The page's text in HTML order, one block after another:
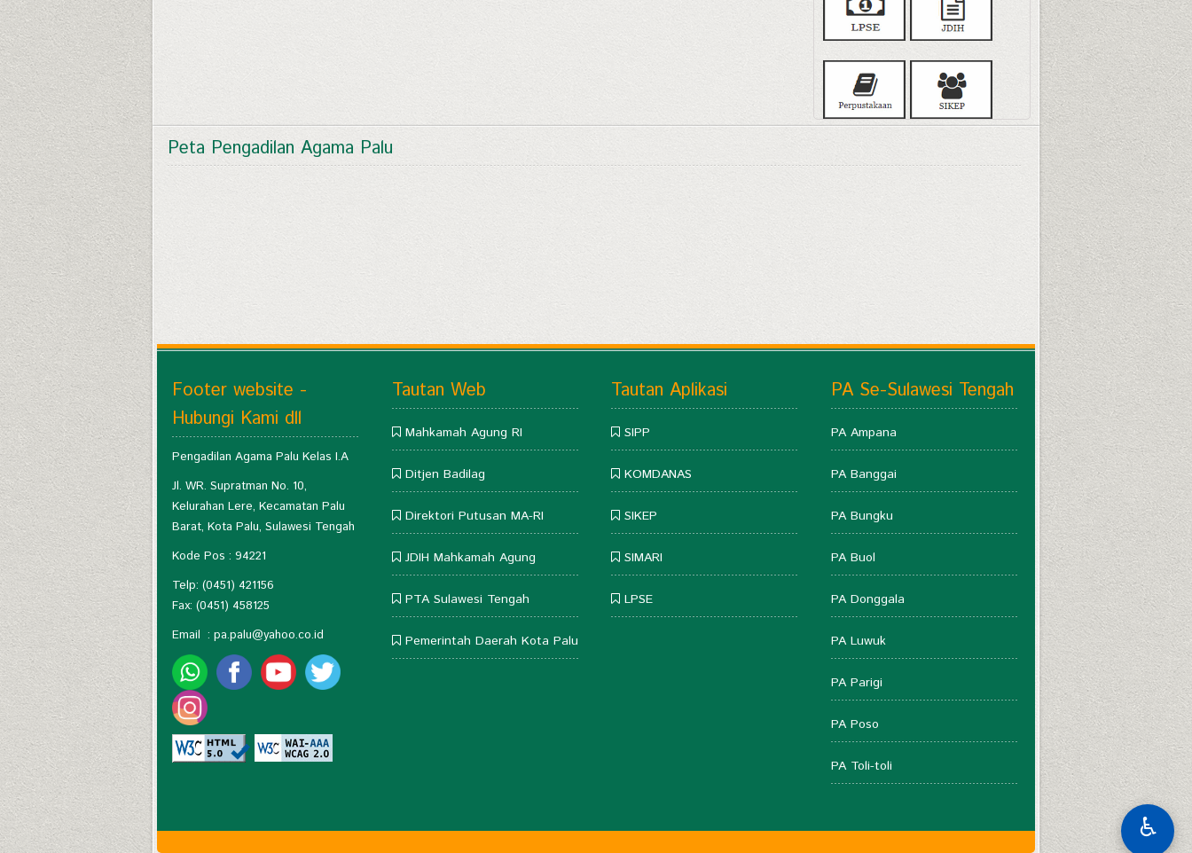
Peta Pengadilan Agama Palu
Footer website -
Hubungi Kami dll
Pengadilan Agama Palu Kelas I.A
Jl. WR. Supratman No. 10,
Kelurahan Lere, Kecamatan Palu
Barat, Kota Palu, Sulawesi Tengah
Kode Pos : 94221
Telp: (0451) 421156
Fax: (0451) 458125
Email : pa.palu@yahoo.co.id
Tautan Web
Mahkamah Agung RI
Ditjen Badilag
Direktori Putusan MA-RI
JDIH Mahkamah Agung
PTA Sulawesi Tengah
Pemerintah Daerah Kota Palu
Tautan Aplikasi
SIPP
KOMDANAS
SIKEP
SIMARI
LPSE
PA Se-Sulawesi Tengah
PA Ampana
PA Banggai
PA Bungku
PA Buol
PA Donggala
PA Luwuk
PA Parigi
PA Poso
PA Toli-toli
♿